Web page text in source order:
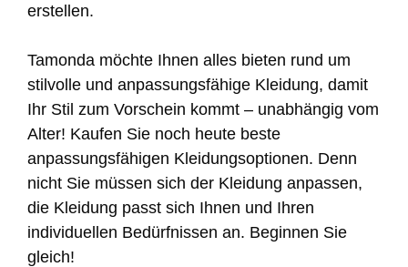
erstellen.
Tamonda möchte Ihnen alles bieten rund um
stilvolle und anpassungsfähige Kleidung, damit
Ihr Stil zum Vorschein kommt – unabhängig vom
Alter! Kaufen Sie noch heute beste
anpassungsfähigen Kleidungsoptionen. Denn
nicht Sie müssen sich der Kleidung anpassen,
die Kleidung passt sich Ihnen und Ihren
individuellen Bedürfnissen an. Beginnen Sie
gleich!